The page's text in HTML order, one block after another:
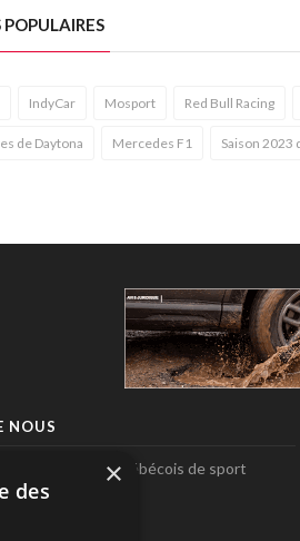
IndyCar Mosport Red Bull Racing
de Daytona Mercedes F1 Saison 2023
NOUS
seul magazine québécois de sport
×
des